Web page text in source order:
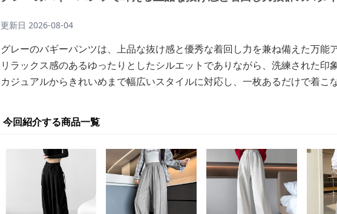
更新日 2026-08-04
グレーのバギーパンツは、上品な抜け感と優秀な着回し力を兼ね備えた万能
リラックス感のあるゆったりとしたシルエットでありながら、洗練された印
カジュアルからきれいめまで幅広いスタイルに対応し、一枚あるだけで着こ
今回紹介する商品一覧